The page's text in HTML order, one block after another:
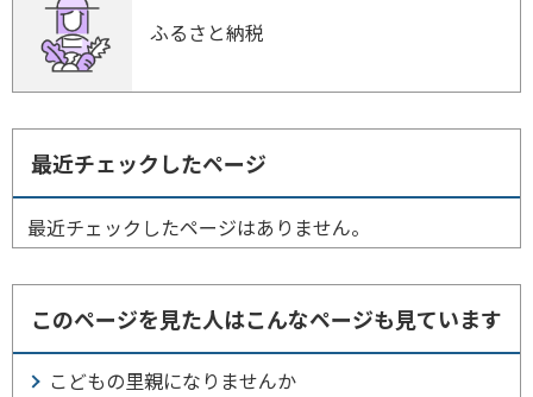
ふるさと納税
最近チェックしたページ
最近チェックしたページはありません。
このページを見た人はこんなページも見ています
こどもの里親になりませんか